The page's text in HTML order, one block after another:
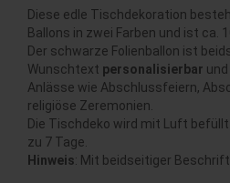
Diese edle Tischdekoration
Ballons in zwei Farben und ist ca.
Der schwarze Folienballon ist
Wunschtext personalisierbar
Anlässe wie Abschlussfeiern,
religiöse Zeremonien.
Die Tischdeko wird mit Luft befüllt
zu 7 Tage.
Hinweis: Mit beidseitiger